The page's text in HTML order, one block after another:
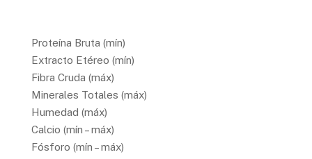
Proteína Bruta (mín)
Extracto Etéreo (mín)
Fibra Cruda (máx)
Minerales Totales (máx)
Humedad (máx)
Calcio (mín – máx)
Fósforo (mín – máx)